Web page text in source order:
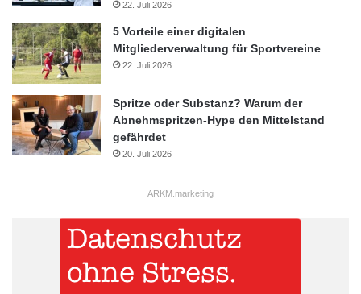
22. Juli 2026
5 Vorteile einer digitalen
Mitgliederverwaltung für Sportvereine
22. Juli 2026
Spritze oder Substanz? Warum der
Abnehmspritzen-Hype den Mittelstand
gefährdet
20. Juli 2026
ARKM.marketing